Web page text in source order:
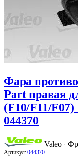
Фара
Part правая
(F10/F11/F07)
044370
Valeo ·
Артикул: 044370